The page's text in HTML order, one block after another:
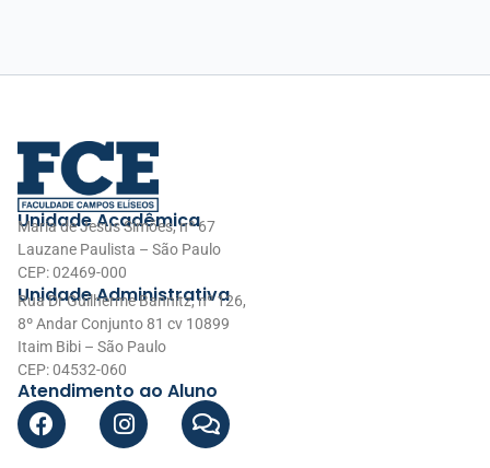
Unidade Acadêmica
Maria de Jesus Simões, nº 67
Lauzane Paulista – São Paulo
CEP: 02469-000
Unidade Administrativa
Rua Dr Guilherme Bannitz, nº 126,
8º Andar Conjunto 81 cv 10899
Itaim Bibi – São Paulo
CEP: 04532-060
Atendimento ao Aluno